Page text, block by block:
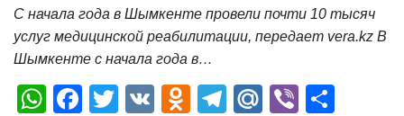
С начала года в Шымкенте провели почти 10 тысяч
услуг медицинской реабилитации, передает vera.kz В
Шымкенте с начала года в…
W F
T
V
O
T
M Vi